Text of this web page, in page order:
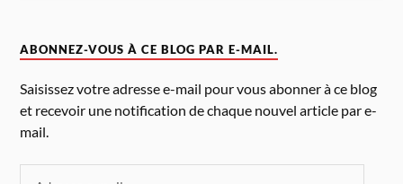
ABONNEZ-VOUS À CE BLOG PAR E-MAIL.
Saisissez votre adresse e-mail pour vous abonner à ce blog
et recevoir une notification de chaque nouvel article par e-
mail.